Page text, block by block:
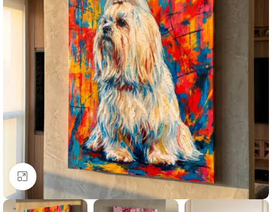
Clique para ampliar